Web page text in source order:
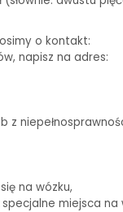
o kontakt:
napisz na adres:
z
na wózku,
miejsca na